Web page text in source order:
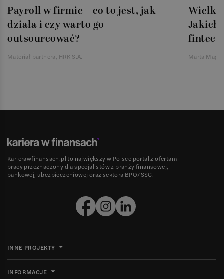
Payroll w firmie – co to jest, jak
działa i czy warto go
outsourcować?
Materiał partnera, HRK S.A.
Jakich
Marta
Karierawfinansach.pl to największy w Polsce portal z ofertami
pracy przeznaczony dla specjalistów z branży finansowej,
bankowej, ubezpieczeniowej oraz sektora BPO/SSC.
INNE PROJEKTY
INFORMACJE